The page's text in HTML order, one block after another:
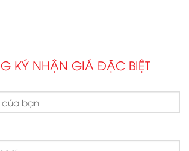
KÝ NHẬN GIÁ ĐẶC BIỆT